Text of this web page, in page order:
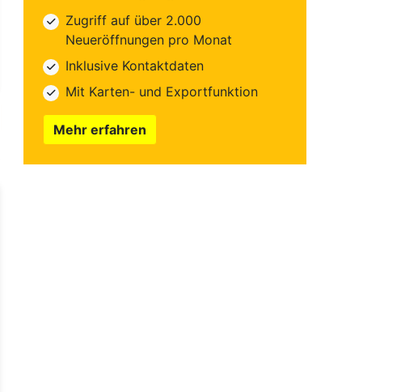
Zugriff auf über 2.000
Neueröffnungen pro Monat
Inklusive Kontaktdaten
Mit Karten- und Exportfunktion
Mehr erfahren